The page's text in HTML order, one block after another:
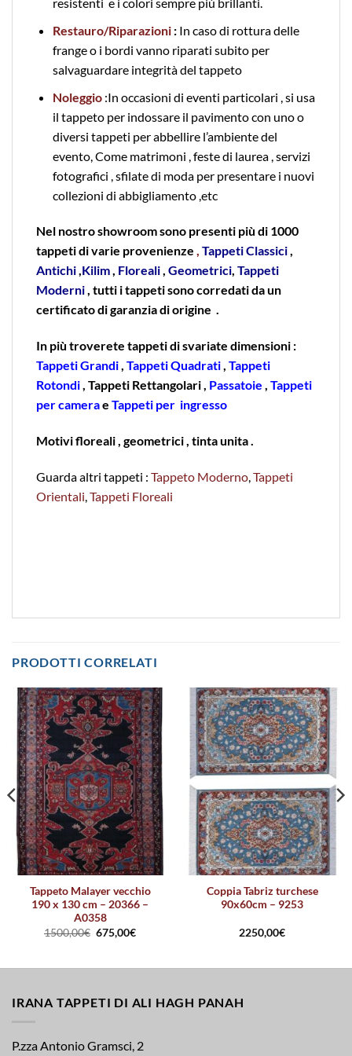
resistenti e i colori sempre più brillanti.
Restauro/Riparazioni:In caso di rottura delle
frange o i bordi vanno riparati subito per
salvaguardare integrità del tappeto
Noleggio:In occasioni di eventi particolari , si usa
il tappeto per indossare il pavimento con uno o
diversi tappeti per abbellire l’ambiente del
evento, Come matrimoni , feste di laurea , servizi
fotografici , sfilate di moda per presentare i nuovi
collezioni di abbigliamento ,etc
Nel nostro showroom sono presenti più di 1000
tappeti di varie provenienze , TappetiClassici,
Antichi,Kilim, Floreali, Geometrici, Tappeti
Moderni, tutti i tappeti sono corredati da un
certificato di garanzia di origine .
In più troverete tappeti di svariate dimensioni :
Tappeti Grandi, Tappeti Quadrati, Tappeti
Rotondi, Tappeti Rettangolari , Passatoie , Tappeti
per camerae Tappeti per ingresso
Motivi floreali , geometrici , tinta unita .
Guarda altri tappeti : Tappeto Moderno Tappeti
Orientali Tappeti Floreali
PRODOTTI CORRELATI
Tappeto Malayer vecchio
190 x 130 cm – 20366 –
A0358
1500,00€ 675,00€
Coppia Tabriz turchese
90x60cm – 9253
2250,00€
IRANA TAPPETI DI ALI HAGH PANAH
P.zza Antonio Gramsci, 2